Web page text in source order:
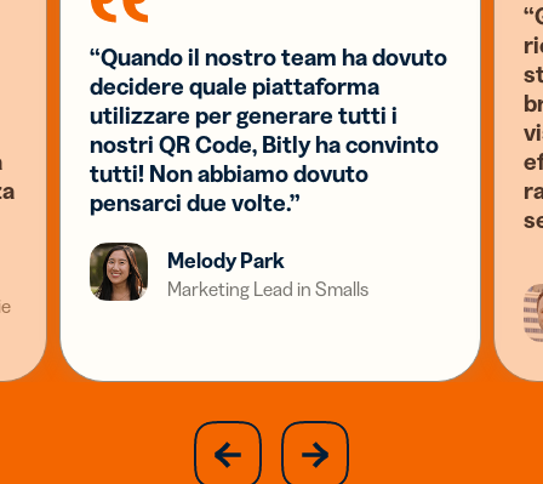
“Quando il nostro team ha dovuto
decidere quale piattaforma
utilizzare per generare tutti i
nostri QR Code, Bitly ha convinto
tutti! Non abbiamo dovuto
pensarci due volte.”
Melody Park
Marketing Lead in Smalls
previous
slide
next
slide